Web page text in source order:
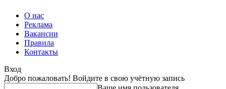
О нас
Реклама
Вакансии
Правила
Контакты
Вход
Добро пожаловать! Войдите в свою учётную запись